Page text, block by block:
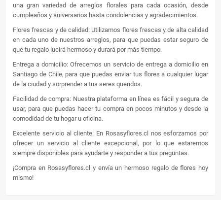
una gran variedad de arreglos florales para cada ocasión, desde
cumpleaños y aniversarios hasta condolencias y agradecimientos.
Flores frescas y de calidad: Utilizamos flores frescas y de alta calidad
en cada uno de nuestros arreglos, para que puedas estar seguro de
que tu regalo lucirá hermoso y durará por más tiempo.
Entrega a domicilio: Ofrecemos un servicio de entrega a domicilio en
Santiago de Chile, para que puedas enviar tus flores a cualquier lugar
de la ciudad y sorprender a tus seres queridos.
Facilidad de compra: Nuestra plataforma en línea es fácil y segura de
usar, para que puedas hacer tu compra en pocos minutos y desde la
comodidad de tu hogar u oficina.
Excelente servicio al cliente: En Rosasyflores.cl nos esforzamos por
ofrecer un servicio al cliente excepcional, por lo que estaremos
siempre disponibles para ayudarte y responder a tus preguntas.
¡Compra en Rosasyflores.cl y envía un hermoso regalo de flores hoy
mismo!